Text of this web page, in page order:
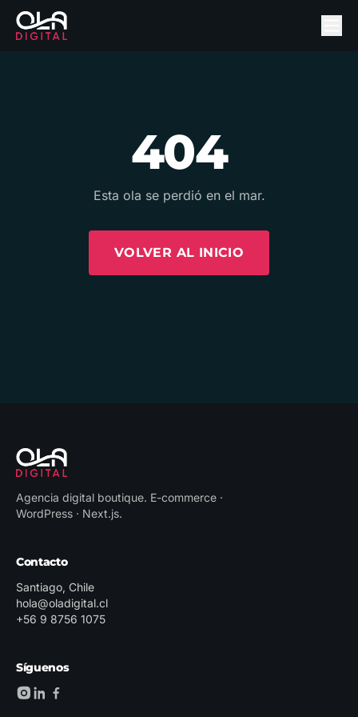
404
Esta ola se perdió en el mar.
VOLVER AL INICIO
Agencia digital boutique. E-commerce ·
WordPress · Next.js.
Contacto
Santiago, Chile
hola@oladigital.cl
+56 9 8756 1075
Síguenos